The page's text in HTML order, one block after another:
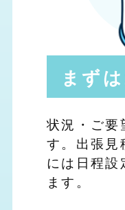
まず
状況・ご要
す。出張見
には日程設
ます。